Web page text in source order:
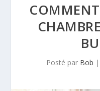
Posté par Bob |